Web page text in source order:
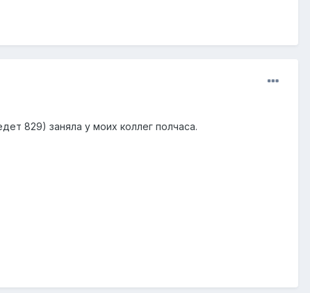
829) заняла у моих коллег полчаса.